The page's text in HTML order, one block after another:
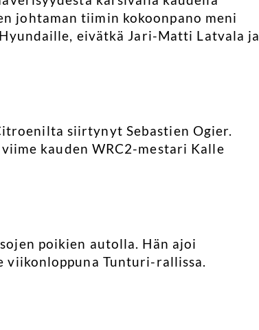
johtaman tiimin kokoonpano meni
eivätkä Jari-Matti Latvala ja
siirtynyt Sebastien Ogier.
kauden WRC2-mestari Kalle
poikien autolla. Hän ajoi
viikonloppuna Tunturi-rallissa.